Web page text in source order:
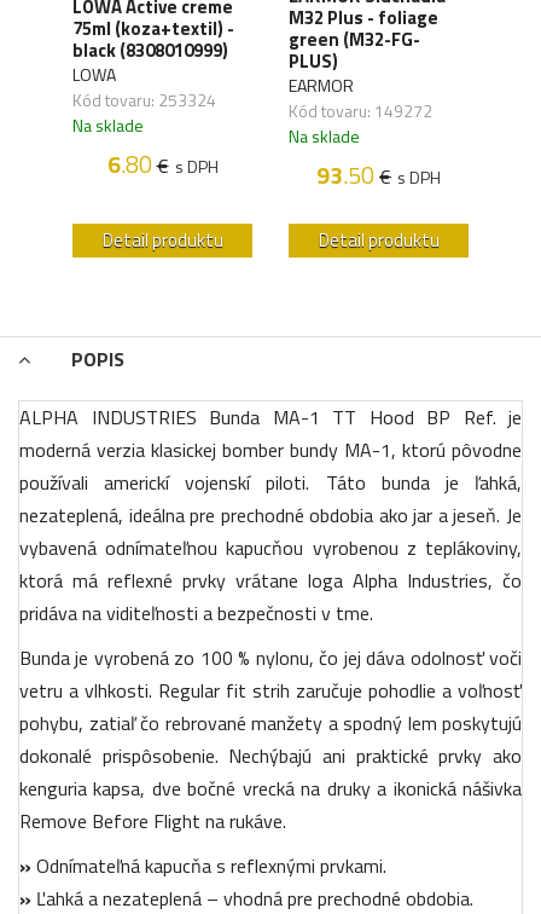
LOWA Active creme
75ml (koza+textil) -
black (8308010999)
LOWA
Kód tovaru: 253324
Na sklade
6.80€ s DPH
Detail produktu
M32 Plus - foliage
green (M32-FG-
PLUS)
EARMOR
Kód tovaru: 149272
Na sklade
93.50€ s DPH
Detail produktu
POPIS
ALPHA INDUSTRIES Bunda MA-1 TT Hood BP Ref. je
moderná verzia klasickej bomber bundy MA-1, ktorú pôvodne
používali americkí vojenskí piloti. Táto bunda je ľahká,
nezateplená, ideálna pre prechodné obdobia ako jar a jeseň. Je
vybavená odnímateľnou kapucňou vyrobenou z teplákoviny,
ktorá má reflexné prvky vrátane loga Alpha Industries, čo
pridáva na viditeľnosti a bezpečnosti v tme.
Bunda je vyrobená zo 100 % nylonu, čo jej dáva odolnosť voči
vetru a vlhkosti. Regular fit strih zaručuje pohodlie a voľnosť
pohybu, zatiaľ čo rebrované manžety a spodný lem poskytujú
dokonalé prispôsobenie. Nechýbajú ani praktické prvky ako
kenguria kapsa, dve bočné vrecká na druky a ikonická nášivka
Remove Before Flight na rukáve.
» Odnímateľná kapucňa s reflexnými prvkami.
» Ľahká a nezateplená – vhodná pre prechodné obdobia.